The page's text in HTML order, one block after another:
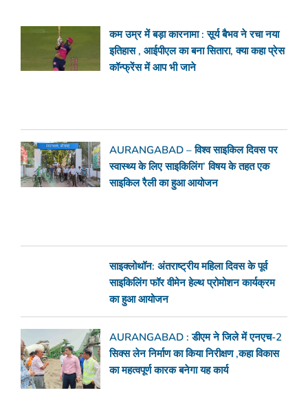
कम उम्र में बड़ा कारनामा : सूर्य बैभव ने रचा नया
इतिहास , आईपीएल का बना सितारा, क्या कहा प्रेस
कॉन्फ्रेंस में आप भी जाने
AURANGABAD – विश्व साइकिल दिवस पर
स्वास्थ्य के लिए साइकिलिंग’ विषय के तहत एक
साइकिल रैली का हुआ आयोजन
साइक्लोथॉन: अंतराष्ट्रीय महिला दिवस के पूर्व
साइकिलिंग फॉर वीमेन हेल्थ प्रोमोशन कार्यक्रम
का हुआ आयोजन
AURANGABAD : डीएम ने जिले में एनएच-2
सिक्स लेन निर्माण का किया निरीक्षण ,कहा विकास
का महत्वपूर्ण कारक बनेगा यह कार्य